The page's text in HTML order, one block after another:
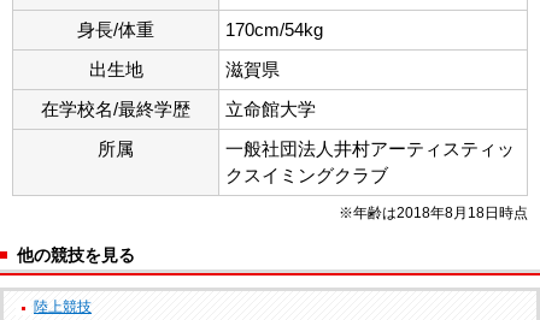
身長/体重
170cm/54kg
出生地
滋賀県
在学校名/最終学歴
立命館大学
所属
一般社団法人井村アーティスティッ
クスイミングクラブ
※年齢は2018年8月18日時点
他の競技を見る
陸上競技